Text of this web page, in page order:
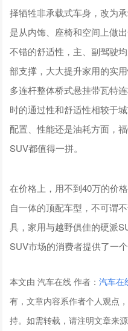
择牺牲非承载式车身，改为
是从内饰、座椅和空间上做
不错的舒适性，主、副驾驶
部支撑，大大提升家用的实
多连杆整体桥式悬挂带瓦特
时的通过性和舒适性相较于
配置、性能还是油耗方面，
SUV都值得一拼。
在价格上，用不到40万的价
自一体的顶配车型，不可谓
具，家用与越野俱佳的硬派
SUV市场的消费者提供了一个
本文由 汽车在线 作者：汽车在
有，文章内容系作者个人观点
持。如需转载，请注明文章来源